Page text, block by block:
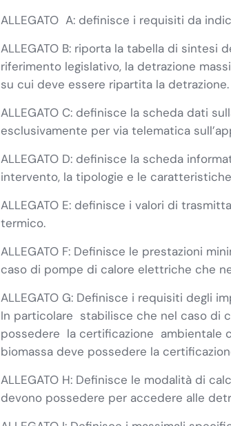
ALLEGATO A: definisce i requisiti da
ALLEGATO B: riporta la tabella di
riferimento legislativo, la detrazione
su cui deve essere ripartita la detrazione.
ALLEGATO C: definisce la scheda dati
esclusivamente per via telematica
ALLEGATO D: definisce la scheda
intervento, la tipologie e le
ALLEGATO E: definisce i valori di
termico.
ALLEGATO F: Definisce le prestazioni
caso di pompe di calore elettriche che
ALLEGATO G: Definisce i requisiti degli
In particolare stabilisce che nel caso di
possedere la certificazione ambientale
biomassa deve possedere la
ALLEGATO H: Definisce le modalità di
devono possedere per accedere alle